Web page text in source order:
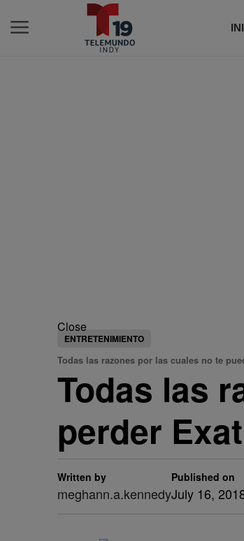
Close
ENTRETENIMIENTO
Todas las razones por las cuales no te
Todas las
perder
Written by
meghann.a.kennedy
Published on
July 16,